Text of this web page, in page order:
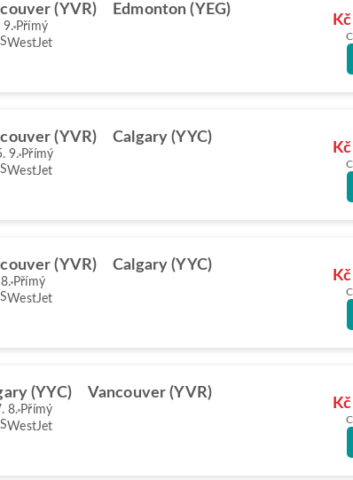
(YVR) Edmonton (YEG)
9. Přímý
WestJet
(YVR) Calgary (YYC)
9. Přímý
WestJet
(YVR) Calgary (YYC)
Přímý
WestJet
(YYC) Vancouver (YVR)
8. Přímý
WestJet